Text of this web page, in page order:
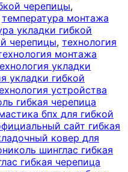
черепицы,
температура монтажа
укладки гибкой
черепицы, технология
монтажа
укладки
укладки гибкой
устройства
гибкая черепица
бпх для гибкой
сайт гибкая
ковер для
шинглас гибкая
гибкая черепица